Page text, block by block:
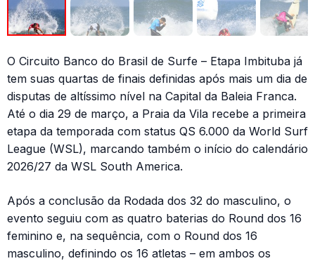
O Circuito Banco do Brasil de Surfe – Etapa Imbituba já
tem suas quartas de finais definidas após mais um dia de
disputas de altíssimo nível na Capital da Baleia Franca.
Até o dia 29 de março, a Praia da Vila recebe a primeira
etapa da temporada com status QS 6.000 da World Surf
League (WSL), marcando também o início do calendário
2026/27 da WSL South America.
Após a conclusão da Rodada dos 32 do masculino, o
evento seguiu com as quatro baterias do Round dos 16
feminino e, na sequência, com o Round dos 16
masculino, definindo os 16 atletas – em ambos os